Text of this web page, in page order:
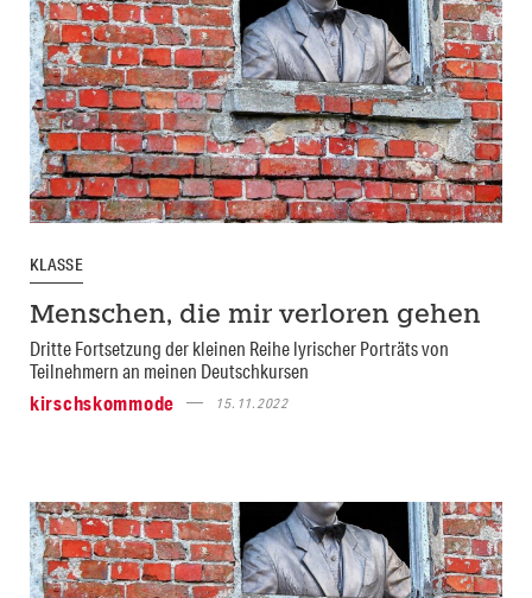
KLASSE
Menschen, die mir verloren gehen
Dritte Fortsetzung der kleinen Reihe lyrischer Porträts von
Teilnehmern an meinen Deutschkursen
kirschskommode
15.11.2022